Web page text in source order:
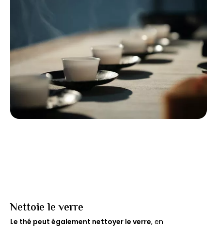
Nettoie le verre
Le thé peut également nettoyer le verre, en